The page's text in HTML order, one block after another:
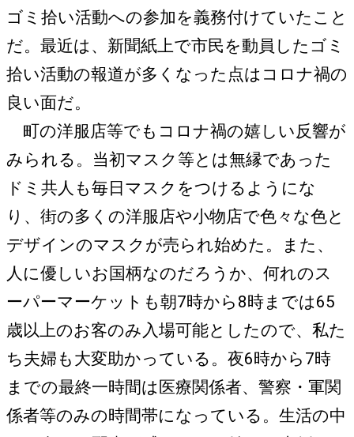
ゴミ拾い活動への参加を義務付けていたこと
だ。最近は、新聞紙上で市民を動員したゴミ
拾い活動の報道が多くなった点はコロナ禍の
良い面だ。
町の洋服店等でもコロナ禍の嬉しい反響が
みられる。当初マスク等とは無縁であった
ドミ共人も毎日マスクをつけるようにな
り、街の多くの洋服店や小物店で色々な色と
デザインのマスクが売られ始めた。また、
人に優しいお国柄なのだろうか、何れのス
ーパーマーケットも朝7時から8時までは65
歳以上のお客のみ入場可能としたので、私た
ち夫婦も大変助かっている。夜6時から7時
までの最終一時間は医療関係者、警察・軍関
係者等のみの時間帯になっている。生活の中